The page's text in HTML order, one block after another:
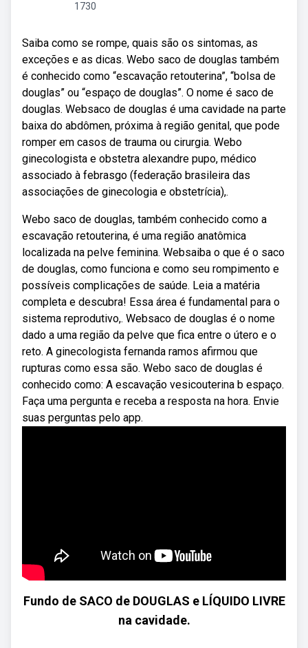
1730
Saiba como se rompe, quais são os sintomas, as
exceções e as dicas. Webo saco de douglas também
é conhecido como “escavação retouterina”, “bolsa de
douglas” ou “espaço de douglas”. O nome é saco de
douglas. Websaco de douglas é uma cavidade na parte
baixa do abdômen, próxima à região genital, que pode
romper em casos de trauma ou cirurgia. Webo
ginecologista e obstetra alexandre pupo, médico
associado à febrasgo (federação brasileira das
associações de ginecologia e obstetrícia),.
Webo saco de douglas, também conhecido como a
escavação retouterina, é uma região anatômica
localizada na pelve feminina. Websaiba o que é o saco
de douglas, como funciona e como seu rompimento e
possíveis complicações de saúde. Leia a matéria
completa e descubra! Essa área é fundamental para o
sistema reprodutivo,. Websaco de douglas é o nome
dado a uma região da pelve que fica entre o útero e o
reto. A ginecologista fernanda ramos afirmou que
rupturas como essa são. Webo saco de douglas é
conhecido como: A escavação vesicouterina b espaço.
Faça uma pergunta e receba a resposta na hora. Envie
suas perguntas pelo app.
Fundo de SACO de DOUGLAS e LÍQUIDO LIVRE
na cavidade.